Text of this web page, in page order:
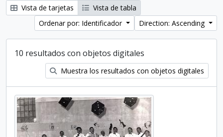
Vista de tarjetas
Vista de tabla
Ordenar por: Identificador
Direction: Ascending
10 resultados con objetos digitales
Muestra los resultados con objetos digitales